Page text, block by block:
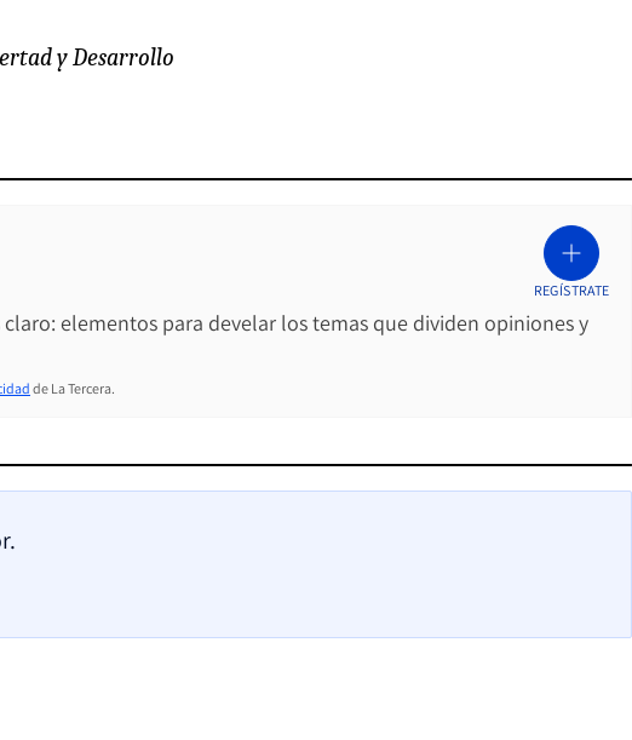
y Desarrollo
elementos para develar los temas que dividen opiniones y
REGÍSTRATE
de La Tercera.